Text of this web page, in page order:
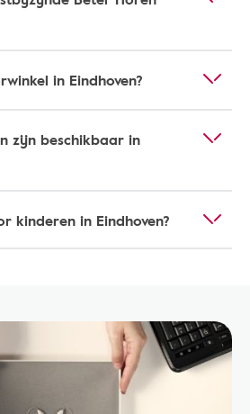
in Eindhoven?
zijn beschikbaar in
kinderen in Eindhoven?